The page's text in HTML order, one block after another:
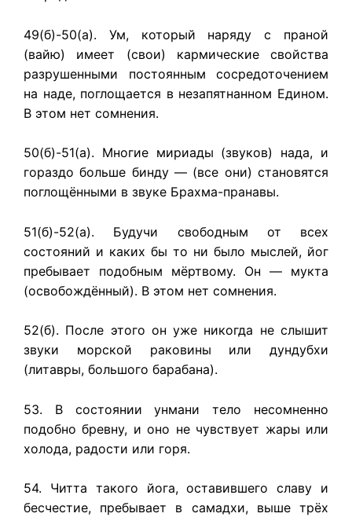
49(б)-50(а). Ум, который наряду с праной
(вайю) имеет (свои) кармические свойства
разрушенными постоянным сосредоточением
на наде, поглощается в незапятнанном Едином.
В этом нет сомнения.
50(б)-51(а). Многие мириады (звуков) нада, и
гораздо больше бинду — (все они) становятся
поглощёнными в звуке Брахма-пранавы.
51(б)-52(а). Будучи свободным от всех
состояний и каких бы то ни было мыслей, йог
пребывает подобным мёртвому. Он — мукта
(освобождённый). В этом нет сомнения.
52(б). После этого он уже никогда не слышит
звуки морской раковины или дундубхи
(литавры, большого барабана).
53. В состоянии унмани тело несомненно
подобно бревну, и оно не чувствует жары или
холода, радости или горя.
54. Читта такого йога, оставившего славу и
бесчестие, пребывает в самадхи, выше трёх